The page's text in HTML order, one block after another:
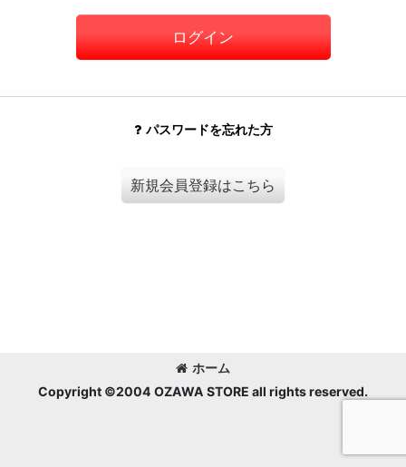
ログイン
パスワードを忘れた方
新規会員登録はこちら
ホーム
Copyright ©2004 OZAWA STORE all rights reserved.